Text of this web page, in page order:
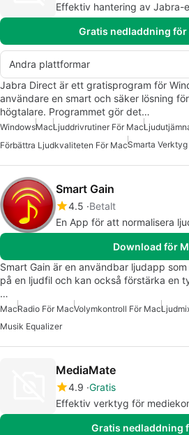
Effektiv hantering av Jabra-
Gratis nedladdning
Andra plattformar
Jabra Direct är ett gratisprogram för
användare en smart och säker lösning
högtalare. Programmet gör det…
WindowsMacLjuddrivrutiner För Mac
Förbättra Ljudkvaliteten För MacSmarta
Smart Gain
4.5 Betalt
En App för att normalisera
Download för
Smart Gain är en användbar ljudapp
på en ljudfil och kan också förstärka en
…
MacRadio För MacVolymkontroll För Mac
Musik Equalizer
MediaMate
4.9 Gratis
Effektiv verktyg för
Gratis nedladdning